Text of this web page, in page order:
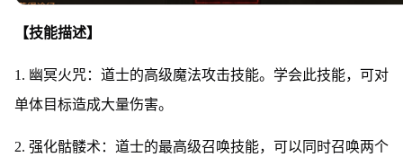
【技能描述】
1. 幽冥火咒：道士的高级魔法攻击技能。学会此技能，可对
单体目标造成大量伤害。
2. 强化骷髅术：道士的最高级召唤技能，可以同时召唤两个